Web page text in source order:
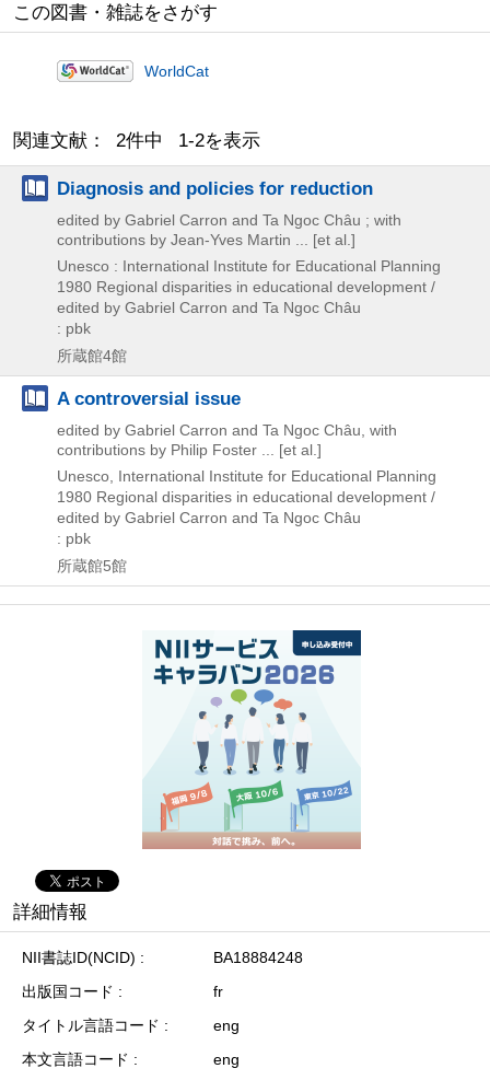
この図書・雑誌をさがす
WorldCat
関連文献： 2件中 1-2を表示
Diagnosis and policies for reduction
edited by Gabriel Carron and Ta Ngoc Châu ; with
contributions by Jean-Yves Martin ... [et al.]
Unesco : International Institute for Educational Planning
1980 Regional disparities in educational development /
edited by Gabriel Carron and Ta Ngoc Châu
: pbk
所蔵館4館
A controversial issue
edited by Gabriel Carron and Ta Ngoc Châu, with
contributions by Philip Foster ... [et al.]
Unesco, International Institute for Educational Planning
1980 Regional disparities in educational development /
edited by Gabriel Carron and Ta Ngoc Châu
: pbk
所蔵館5館
詳細情報
NII書誌ID(NCID)
BA18884248
出版国コード
fr
タイトル言語コード
eng
本文言語コード
eng